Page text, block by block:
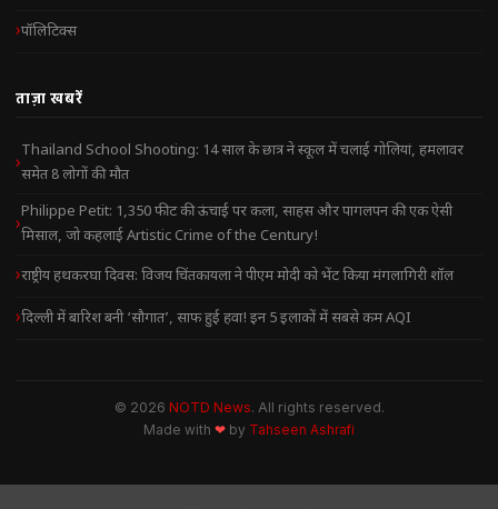
पॉलिटिक्स
ताज़ा खबरें
Thailand School Shooting: 14 साल के छात्र ने स्कूल में चलाई गोलियां, हमलावर
समेत 8 लोगों की मौत
Philippe Petit: 1,350 फीट की ऊंचाई पर कला, साहस और पागलपन की एक ऐसी
मिसाल, जो कहलाई Artistic Crime of the Century!
राष्ट्रीय हथकरघा दिवस: विजय चिंतकायला ने पीएम मोदी को भेंट किया मंगलागिरी शॉल
दिल्ली में बारिश बनी ‘सौगात’, साफ हुई हवा! इन 5 इलाकों में सबसे कम AQI
© 2026 NOTD News. All rights reserved.
Made with ❤ by Tahseen Ashrafi